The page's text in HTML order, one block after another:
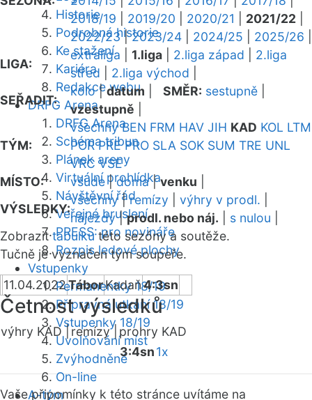
Historie
Podrobná historie
Ke stažení
Kariéra
Redakce webu
DRFG Arena
DRFG Arena
Schéma tribun
Plánek areny
Virtuální prohlídka
Návštěvní řád
Veřejné bruslení
PRESS: pro novináře
Rozpis ledové plochy
Vstupenky
Permanentky 18/19
Přípravná utkání 18/19
Vstupenky 18/19
Uvolňování míst
Zvýhodněné
On-line
A-tým
2018/19
2019/20 2020/21 2021/22
2022/23|2023/24 2024/25 2025/26
LIGA:
extraliga 1.liga 2.liga západ
2.liga
střed
2.liga východ
SEŘADIT:
kolo|datum SMĚR: sestupně
vzestupně
TÝM:
všechny BEN FRM HAV JIH KAD KOL LTM
POR PRE PRO SLA SOK SUM TRE UNL
VRC VSE
MÍSTO:
všude|doma|venku
VÝSLEDKY:
všechny|remízy výhry v prodl.
nájezdy|prodl. nebo náj. s nulou
Zobrazittabulkutéto sezóny a soutěže.
Tučně je vyznačen tým soupeře.
11.04.2022TáborKadaň4:3sn
Četnost výsledků
výhry KAD |remízy | prohry KAD
3:4sn1x
Vaše připomínky k této stránce uvítáme na